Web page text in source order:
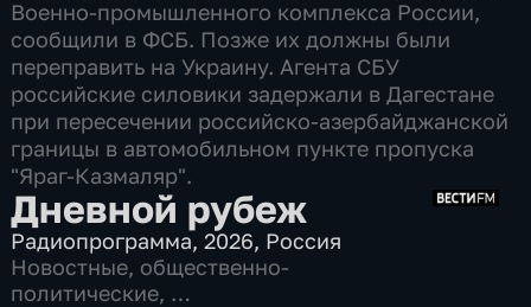
Военно-промышленного комплекса России,
сообщили в ФСБ. Позже их должны были
переправить на Украину. Агента СБУ
российские силовики задержали в Дагестане
при пересечении российско-азербайджанской
границы в автомобильном пункте пропуска
"Яраг-Казмаляр".
Дневной рубеж
Радиопрограмма,2026, Россия
Новостные, общественно-
политические,